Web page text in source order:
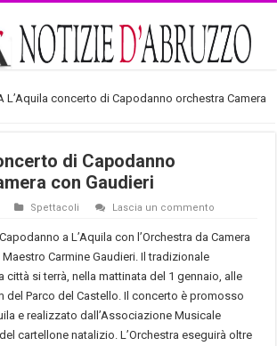
L’Aquila concerto di Capodanno orchestra Camera
di Capodanno
con Gaudieri
Spettacoli Lascia un commento
a L’Aquila con l’Orchestra da Camera
Carmine Gaudieri. Il tradizionale
città si terrà, nella mattinata del 1 gennaio, alle
del Parco del Castello. Il concerto è promosso
e realizzato dall’Associazione Musicale
cartellone natalizio. L’Orchestra eseguirà oltre